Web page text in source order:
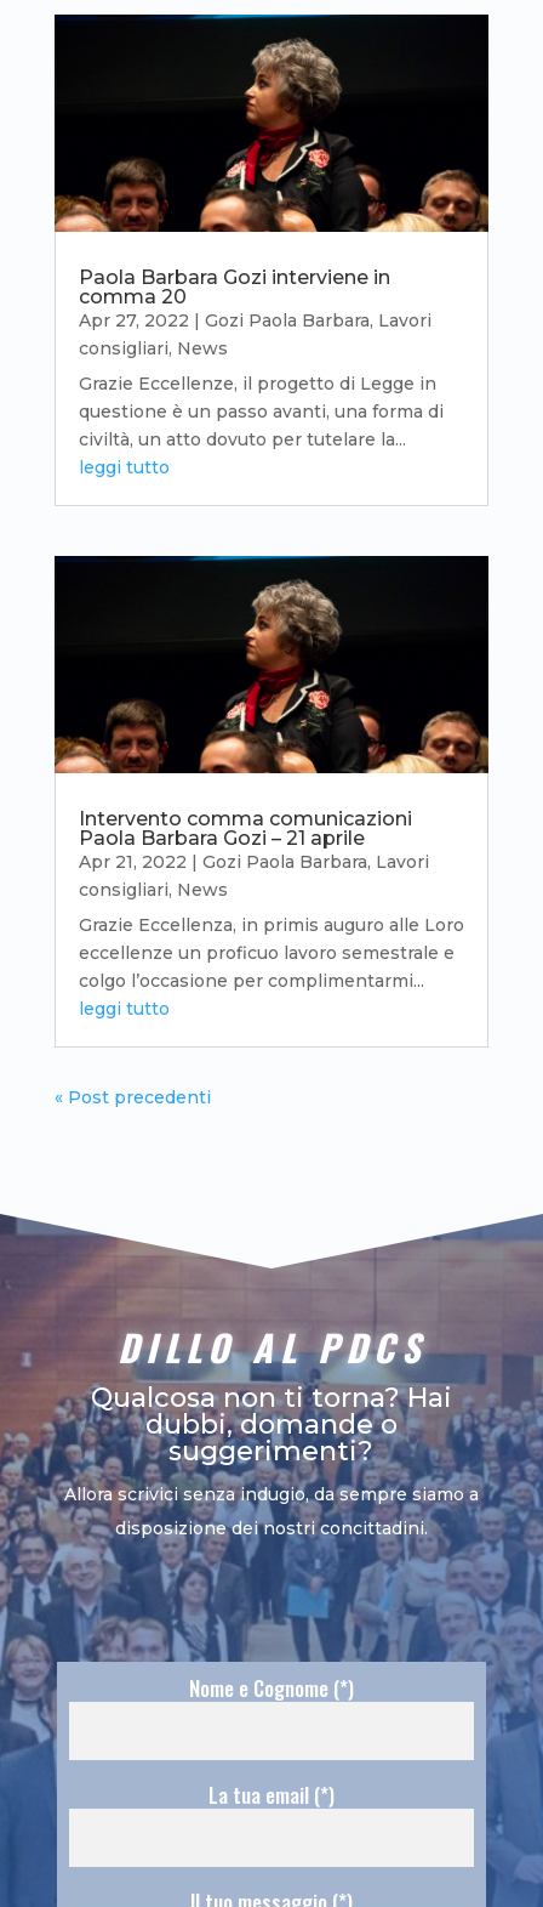
Paola Barbara Gozi interviene in
comma 20
Apr 27, 2022 | Gozi Paola Barbara, Lavori
consigliari, News
Grazie Eccellenze, il progetto di Legge in
questione è un passo avanti, una forma di
civiltà, un atto dovuto per tutelare la...
leggi tutto
Intervento comma comunicazioni
Paola Barbara Gozi – 21 aprile
Apr 21, 2022 Gozi Paola Barbara, Lavori
consigliari, News
Grazie Eccellenza, in primis auguro alle Loro
eccellenze un proficuo lavoro semestrale e
colgo l’occasione per complimentarmi...
leggi tutto
« Post precedenti
DILLO AL PDCS
Qualcosa non ti torna? Hai
dubbi, domande o
suggerimenti?
Allora scrivici senza indugio, da sempre siamo a
disposizione dei nostri concittadini.
Nome e Cognome (*)
La tua email (*)